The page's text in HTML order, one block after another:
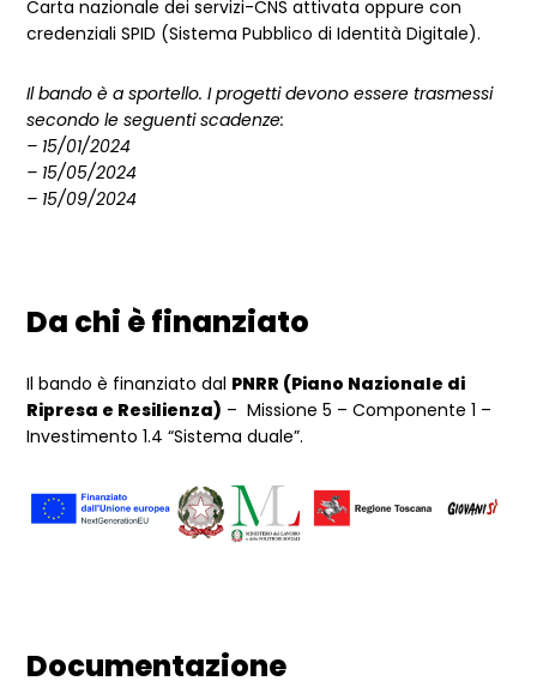
Carta nazionale dei servizi-CNS attivata oppure con
credenziali SPID (Sistema Pubblico di Identità Digitale).
Il bando è a sportello. I progetti devono essere trasmessi
secondo le seguenti scadenze:
– 15/01/2024
– 15/05/2024
– 15/09/2024
Da chi è finanziato
Il bando è finanziato dal PNRR (Piano Nazionale di
Ripresa e Resilienza) – Missione 5 – Componente 1 –
Investimento 1.4 “Sistema duale”.
Documentazione